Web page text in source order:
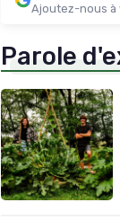
Ajoutez-nous à
Parole